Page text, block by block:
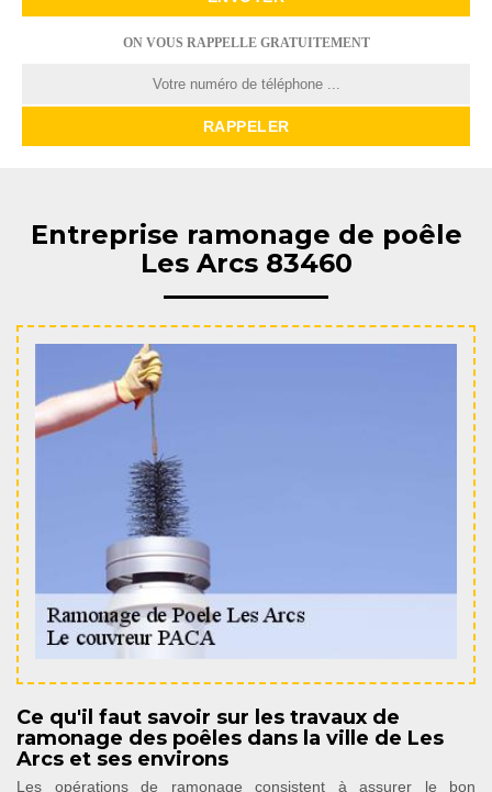
ON VOUS RAPPELLE GRATUITEMENT
Entreprise ramonage de poêle
Les Arcs 83460
Ce qu'il faut savoir sur les travaux de
ramonage des poêles dans la ville de Les
Arcs et ses environs
Les opérations de ramonage consistent à assurer le bon